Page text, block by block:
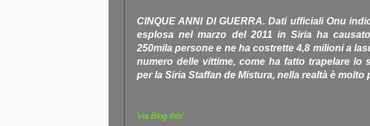
CINQUE ANNI DI GUERRA. Dati ufficiali Onu
esplosa nel marzo del 2011 in Siria ha
250mila persone e ne ha costrette 4,8 milioni a
numero delle vittime, come ha fatto trapelare lo
per la Siria Staffan de Mistura, nella realtà è molto
'via Blog this'